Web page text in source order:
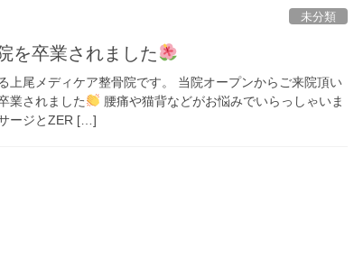
未分類
を卒業されました
上尾メディケア整骨院です。 当院オープンからご来院頂い
業されました
腰痛や猫背などがお悩みでいらっしゃいま
ージとZER […]